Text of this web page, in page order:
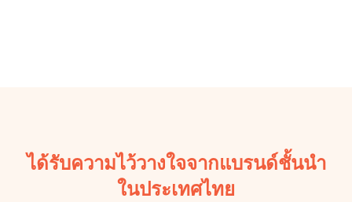
ได้รับความไว้วางใจจากแบรนด์ชั้นนำ
ในประเทศไทย